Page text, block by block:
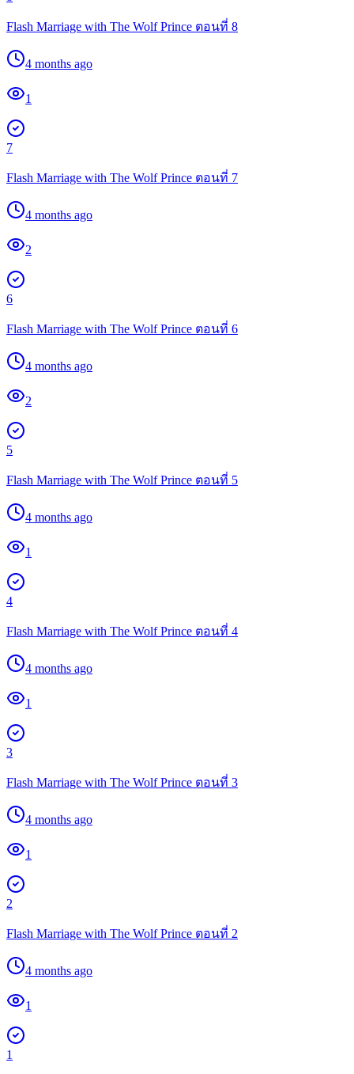
Flash Marriage with The Wolf Prince ตอนที่ 8
4 months ago
1
7
Flash Marriage with The Wolf Prince ตอนที่ 7
4 months ago
2
6
Flash Marriage with The Wolf Prince ตอนที่ 6
4 months ago
2
5
Flash Marriage with The Wolf Prince ตอนที่ 5
4 months ago
1
4
Flash Marriage with The Wolf Prince ตอนที่ 4
4 months ago
1
3
Flash Marriage with The Wolf Prince ตอนที่ 3
4 months ago
1
2
Flash Marriage with The Wolf Prince ตอนที่ 2
4 months ago
1
1